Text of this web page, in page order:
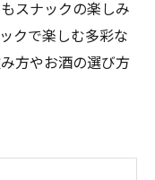
スナックの楽しみ
クで楽しむ多彩な
方やお酒の選び方